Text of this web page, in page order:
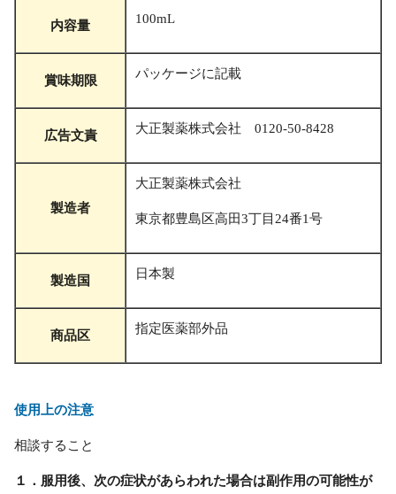
内容量 100mL
賞味期限 パッケージに記載
広告文責 大正製薬株式会社 0120-50-8428
製造者
大正製薬株式会社
東京都豊島区高田3丁目24番1号
製造国 日本製
商品区 指定医薬部外品
使用上の注意
相談すること
１．服用後、次の症状があらわれた場合は副作用の可能性が